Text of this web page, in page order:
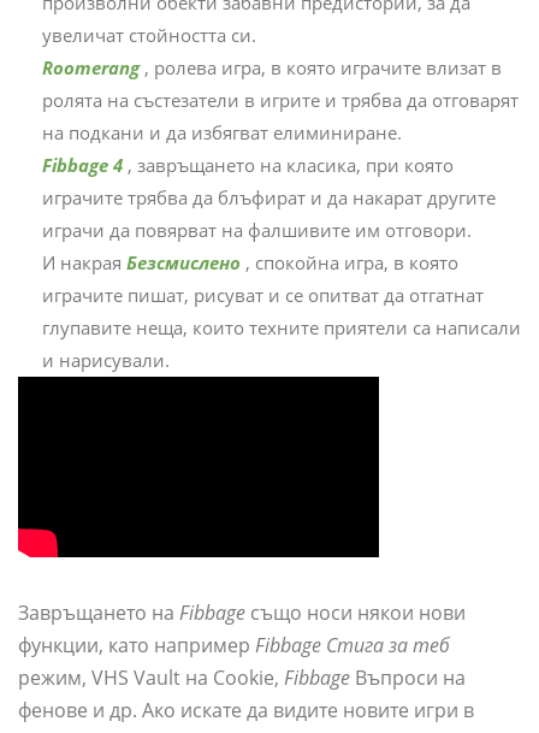
увеличат стойността си.
Roomerang , ролева игра, в която играчите влизат в
ролята на състезатели в игрите и трябва да отговарят
на подкани и да избягват елиминиране.
Fibbage 4 , завръщането на класика, при която
играчите трябва да блъфират и да накарат другите
играчи да повярват на фалшивите им отговори.
И накрая Безсмислено , спокойна игра, в която
играчите пишат, рисуват и се опитват да отгатнат
глупавите неща, които техните приятели са написали
и нарисували.
Завръщането на Fibbage също носи някои нови
функции, като например Fibbage Стига за теб
режим, VHS Vault на Cookie, Fibbage Въпроси на
фенове и др. Ако искате да видите новите игри в